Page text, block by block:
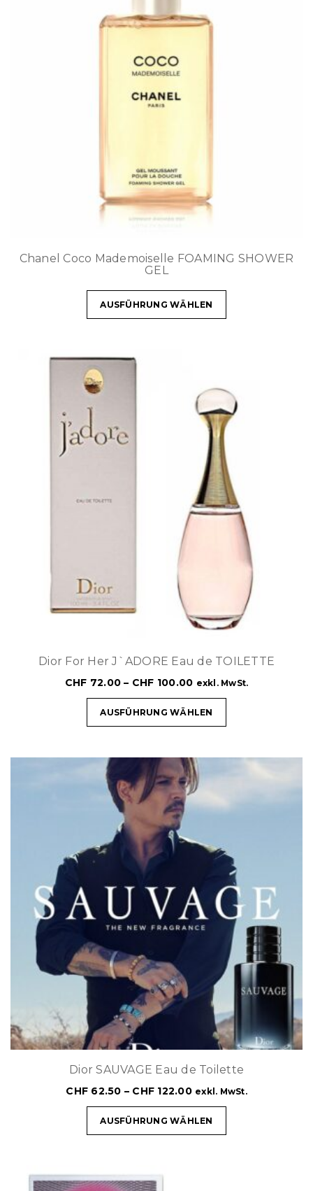
Chanel Coco Mademoiselle FOAMING SHOWER
GEL
AUSFÜHRUNG WÄHLEN
Dior For Her J`ADORE Eau de TOILETTE
CHF 72.00 – CHF 100.00 exkl. MwSt.
AUSFÜHRUNG WÄHLEN
Dior SAUVAGE Eau de Toilette
CHF 62.50 – CHF 122.00 exkl. MwSt.
AUSFÜHRUNG WÄHLEN